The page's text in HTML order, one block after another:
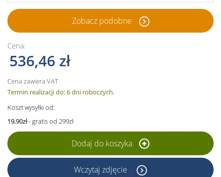
Zobacz podobne
Cena:
536,46 zł
Cena zawiera VAT
Termin realizacji do: 6 dni roboczych.
Koszt wysyłki od:
19,90zł- gratis od 299zł
Dodaj do koszyka
Wczytaj zdjęcie